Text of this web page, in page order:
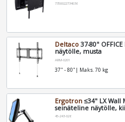
7350022734036
Deltaco 37-80"
näytölle, musta
ARM-0201
37" - 80"| Maks. 70 kg
Ergotron ≤34" LX
seinäteline näytölle,
45-243-026